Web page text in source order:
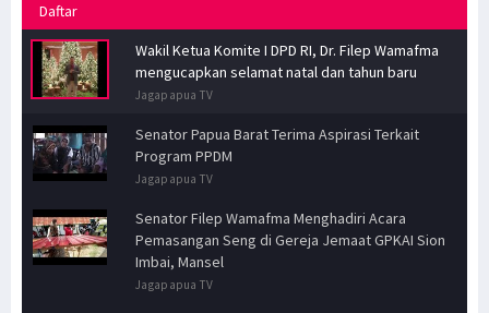
Daftar
Wakil Ketua Komite I DPD RI, Dr. Filep Wamafma
mengucapkan selamat natal dan tahun baru
Jagapapua TV
Senator Papua Barat Terima Aspirasi Terkait
Program PPDM
Jagapapua TV
Senator Filep Wamafma Menghadiri Acara
Pemasangan Seng di Gereja Jemaat GPKAI Sion
Imbai, Mansel
Jagapapua TV